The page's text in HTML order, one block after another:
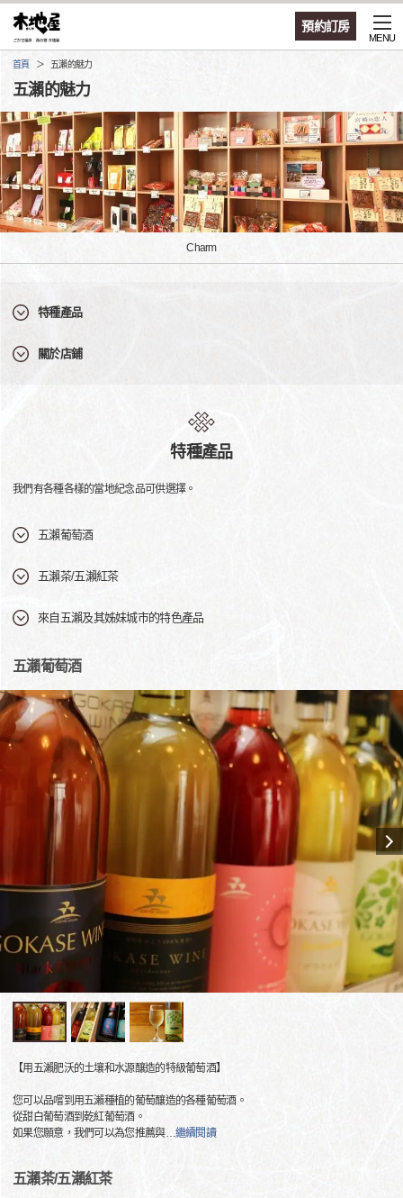
預約訂房
MENU
首頁 五瀨的魅力
五瀨的魅力
Charm
特種產品
關於店鋪
特種產品
我們有各種各樣的當地紀念品可供選擇。
五瀨葡萄酒
五瀨茶/五瀨紅茶
來自五瀨及其姊妹城市的特色產品
五瀨葡萄酒
【用五瀨肥沃的土壤和水源釀造的特級葡萄酒】
您可以品嚐到用五瀨種植的葡萄釀造的各種葡萄酒。
從甜白葡萄酒到乾紅葡萄酒。
如果您願意，我們可以為您推薦與…繼續閱讀
五瀨茶/五瀨紅茶